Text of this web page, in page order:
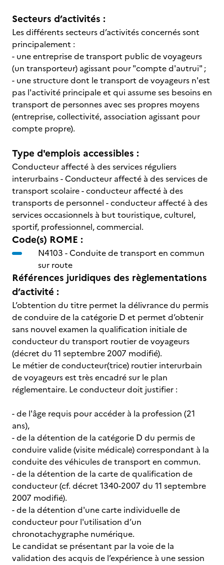
Secteurs d’activités :
Les différents secteurs d’activités concernés sont
principalement :
- une entreprise de transport public de voyageurs
(un transporteur) agissant pour "compte d'autrui" ;
- une structure dont le transport de voyageurs n'est
pas l'activité principale et qui assume ses besoins en
transport de personnes avec ses propres moyens
(entreprise, collectivité, association agissant pour
compte propre).
Type d'emplois accessibles :
Conducteur affecté à des services réguliers
interurbains - Conducteur affecté à des services de
transport scolaire - conducteur affecté à des
transports de personnel - conducteur affecté à des
services occasionnels à but touristique, culturel,
sportif, professionnel, commercial.
Code(s) ROME :
N4103 -Conduite de transport en commun
sur route
Références juridiques des règlementations
d’activité :
L’obtention du titre permet la délivrance du permis
de conduire de la catégorie D et permet d’obtenir
sans nouvel examen la qualification initiale de
conducteur du transport routier de voyageurs
(décret du 11 septembre 2007 modifié).
Le métier de conducteur(trice) routier interurbain
de voyageurs est très encadré sur le plan
réglementaire. Le conducteur doit justifier :
- de l'âge requis pour accéder à la profession (21
ans),
- de la détention de la catégorie D du permis de
conduire valide (visite médicale) correspondant à la
conduite des véhicules de transport en commun.
- de la détention de la carte de qualification de
conducteur (cf. décret 1340-2007 du 11 septembre
2007 modifié).
- de la détention d'une carte individuelle de
conducteur pour l'utilisation d’un
chronotachygraphe numérique.
Le candidat se présentant par la voie de la
validation des acquis de l’expérience à une session